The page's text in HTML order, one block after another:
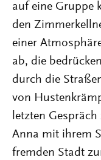
auf eine Gruppe
den
einer
ab, die
durch die
von
letzten
Anna mit ihrem
fremden Stadt